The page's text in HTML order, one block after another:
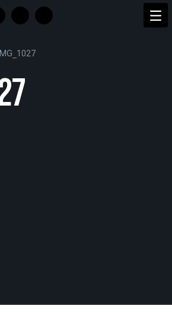
IMG_1027